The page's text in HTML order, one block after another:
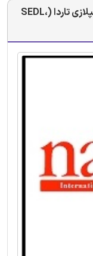
ترجمه مقاله اسپوندیلو اپی فیزیال دیسپلازی تاردا (SEDL،